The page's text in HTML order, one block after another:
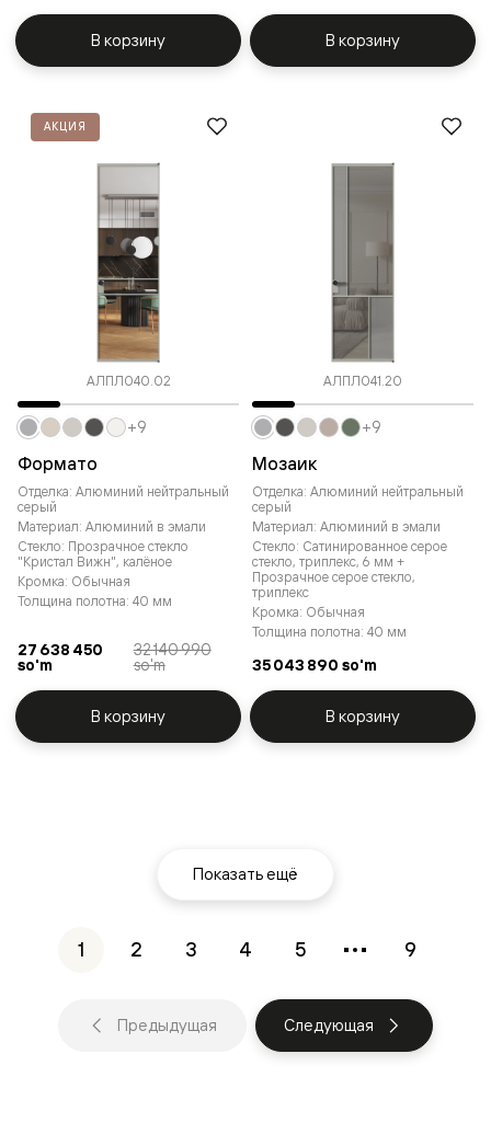
В корзину В корзину
АКЦИЯ
АЛПЛ040.02
Формато
Отделка: Алюминий нейтральный
серый
Материал: Алюминий в эмали
Стекло: Прозрачное стекло
"Кристал Вижн", калёное
Кромка: Обычная
Толщина полотна: 40 мм
27 638 450
so'm
32 140 990
so'm
+9
В корзину
АЛПЛ041.20
Мозаик
Отделка: Алюминий нейтральный
серый
Материал: Алюминий в эмали
Стекло: Сатинированное серое
стекло, триплекс, 6 мм +
Прозрачное серое стекло,
триплекс
Кромка: Обычная
Толщина полотна: 40 мм
35 043 890 so'm
+9
В корзину
Показать ещё
1 2 3 4 5 9
Предыдущая Следующая